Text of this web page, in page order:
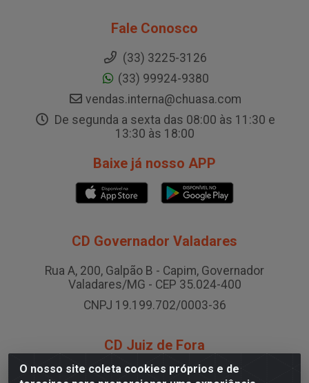
O nosso site coleta cookies próprios e de
Fale Conosco
(33) 3225-3126
(33) 99924-9380
vendas.interna@chuasa.com
De segunda a sexta das 08:00 às 11:30 e
13:30 às 18:00
Baixe já nosso APP
CD Governador Valadares
Rua A, 200, Galpão B - Capim, Governador
Valadares/MG - CEP 35.024-400
CNPJ 19.199.702/0003-36
CD Juiz de Fora
Rodovia BR-040 , Nº 0, Área B2 Condominio Brasil